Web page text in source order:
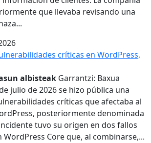
que llevaba revisando una
críticas en WordPress,
albisteak Garrantzi: Baxua
julio de 2026 se hizo pública una
críticas que afectaba al
posteriormente denominada
tuvo su origen en dos fallos
WordPress Core que, al combinarse,...